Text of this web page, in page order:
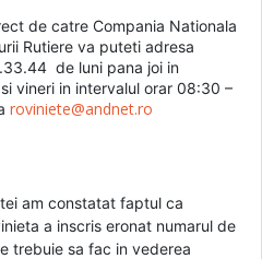
de catre Compania Nationala
Rutiere va puteti adresa
de luni pana joi in
vineri in intervalul orar 08:30 –
roviniete@andnet.ro
am constatat faptul ca
a inscris eronat numarul de
trebuie sa fac in vederea